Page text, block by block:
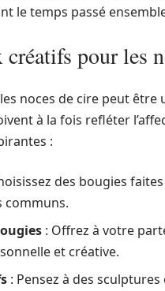
le temps passé
créatifs pour les
noces de cire peut être
à la fois refléter
:
des bougies
communs.
: Offrez à votre
et créative.
: Pensez à des